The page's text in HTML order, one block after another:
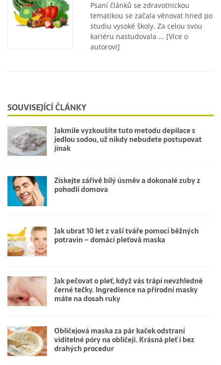
Psaní článků se zdravotnickou
tematikou se začala věnovat hned po
studiu vysoké školy. Za celou svou
kariéru nastudovala ... [Více o
autorovi]
SOUVISEJÍCÍ ČLÁNKY
Jakmile vyzkoušíte tuto metodu depilace s
jedlou sodou, už nikdy nebudete postupovat
jinak
Získejte zářivě bílý úsměv a dokonalé zuby z
pohodlí domova
Jak ubrat 10 let z vaší tváře pomocí běžných
potravin – domácí pleťová maska
Jak pečovat o pleť, když vás trápí nevzhledné
černé tečky. Ingredience na přírodní masky
máte na dosah ruky
Obličejová maska za pár kaček odstraní
viditelné póry na obličeji. Krásná pleť i bez
drahých procedur